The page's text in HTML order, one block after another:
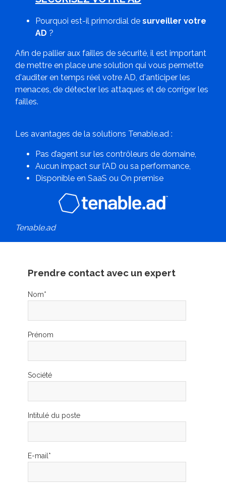
Pourquoi est-il primordial de surveiller votre
AD ?
Afin de pallier aux failles de sécurité, il est important
de mettre en place une solution qui vous permette
d'auditer en temps réel votre AD, d'anticiper les
menaces, de détecter les attaques et de corriger les
failles.
Les avantages de la solutions Tenable.ad :
Pas d’agent sur les contrôleurs de domaine,
Aucun impact sur l’AD ou sa performance,
Disponible en SaaS ou On premise
Tenable.ad
Prendre contact avec un expert
Nom*
Prénom
Société
Intitulé du poste
E-mail *